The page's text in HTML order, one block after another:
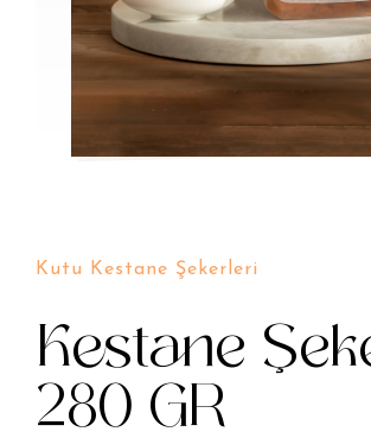
Kutu Kestane Şekerleri
Kestane
280 GR